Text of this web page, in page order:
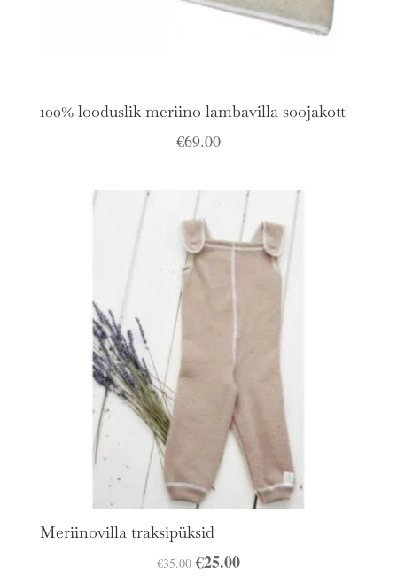
100% looduslik meriino lambavilla soojakott
€69.00
Meriinovilla traksipüksid
€35.00 Algne
€25.00Praegune